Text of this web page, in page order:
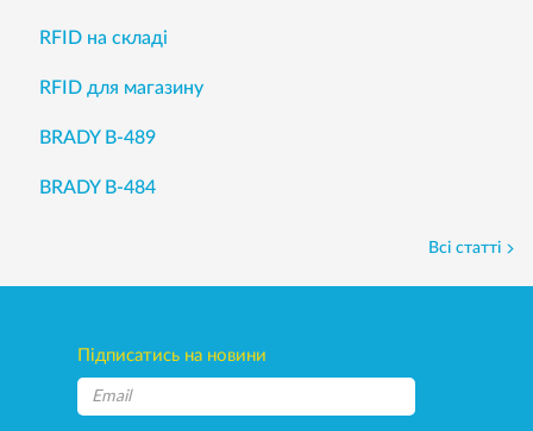
RFID на складі
RFID для магазину
BRADY B-489
BRADY B-484
Всі статті
Підписатись на новини